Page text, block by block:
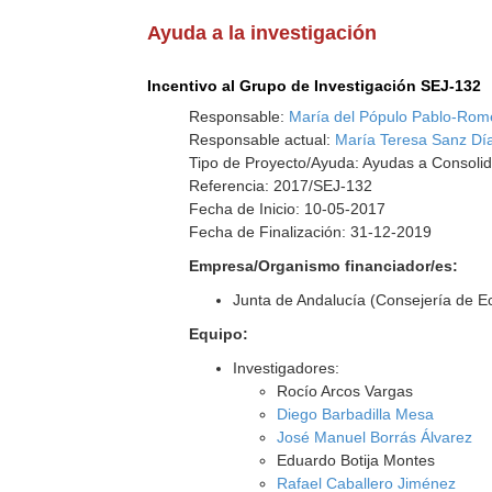
Ayuda a la investigación
Incentivo al Grupo de Investigación SEJ-132
Responsable: María del Pópulo Pablo-
Responsable actual: María Teresa Sanz
Tipo de Proyecto/Ayuda: Ayudas a
Referencia: 2017/SEJ-132
Fecha de Inicio: 10-05-2017
Fecha de Finalización: 31-12-2019
Empresa/Organismo financiador/es:
Junta de Andalucía (Consejería de
Equipo:
Investigadores:
Rocío Arcos Vargas
Diego Barbadilla Mesa
José Manuel Borrás Álvarez
Eduardo Botija Montes
Rafael Caballero Jiménez